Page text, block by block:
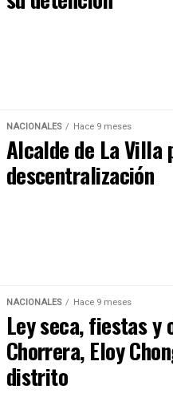
NACIONALES Hace 9 meses
Alcalde de La Villa
descentralización
NACIONALES Hace 9 meses
Ley seca, fiestas y
Chorrera, Eloy
distrito